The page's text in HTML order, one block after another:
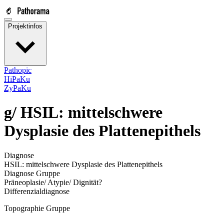
Projektinfos
Pathopic
HiPaKu
ZyPaKu
g/ HSIL: mittelschwere
Dysplasie des Plattenepithels
Diagnose
HSIL: mittelschwere Dysplasie des Plattenepithels
Diagnose Gruppe
Präneoplasie/ Atypie/ Dignität?
Differenzialdiagnose
Topographie Gruppe